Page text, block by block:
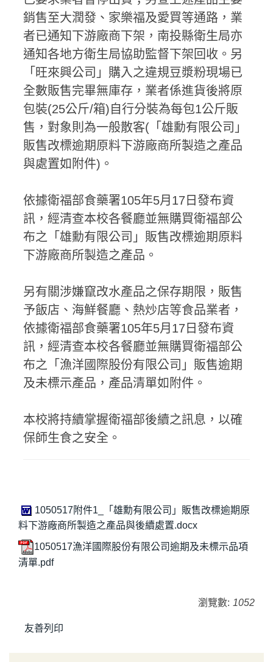
銷售至大潤發、家樂福及愛買等通路，業
者已通知下游廠商下架，南投縣衛生局亦
通知各地方衛生局協助監督下架回收。另
「旺來興公司」購入之違規豆漿粉現場已
全數販售完畢無庫存，業者係進貨後將原
包裝(25公斤/箱)自行分裝為每包1公斤販
售，對象則為一般散客(「雄勳有限公司」
販售改標逾期原料下游廠商所製造之產品
與處置如附件)。
依據衛福部食藥署105年5月17日發布資
訊，經清查本校各餐廳並無購買衛福部公
布之「雄勳有限公司」販售改標逾期原料
下游廠商所製造之產品。
另有關涉嫌竄改水產品之保存期限，販售
予飯店、海鮮餐廳、熱炒店等食品業者，
依據衛福部食藥署105年5月17日發布資
訊，經清查本校各餐廳並無購買衛福部公
布之「漁洋國際股份有限公司」販售逾期
及未標示產品，產品清單如附件。
本校將持續掌握衛福部後續之訊息，以確
保師生食之安全。
1050517附件1_「雄勳有限公司」販售改標逾期原
料下游廠商所製造之產品與後續處置.docx
1050517漁洋國際股份有限公司逾期及未標示品項
清單.pdf
瀏覽數: 1052
友善列印